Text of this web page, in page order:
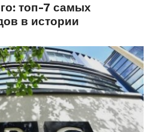
топ-7 самых
в истории